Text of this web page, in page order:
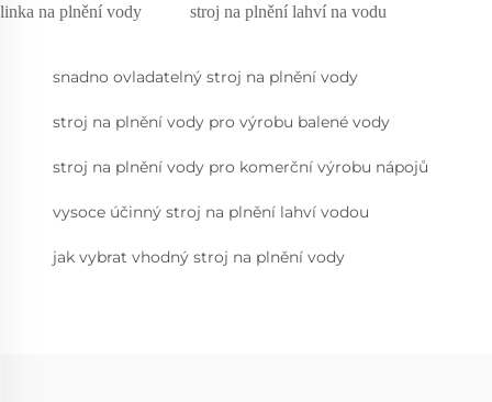
linka na plnění vody stroj na plnění lahví na vodu
snadno ovladatelný stroj na plnění vody
stroj na plnění vody pro výrobu balené vody
stroj na plnění vody pro komerční výrobu nápojů
vysoce účinný stroj na plnění lahví vodou
jak vybrat vhodný stroj na plnění vody